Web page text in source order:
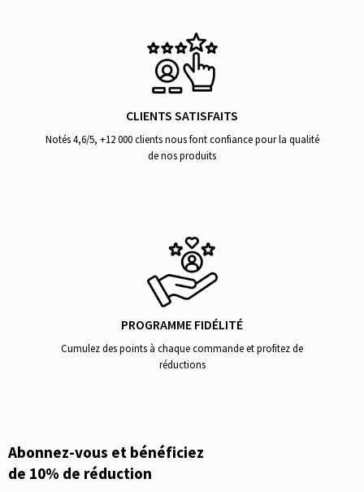
CLIENTS SATISFAITS
Notés 4,6/5, +12 000 clients nous font confiance pour la qualité
de nos produits
PROGRAMME FIDÉLITÉ
Cumulez des points à chaque commande et profitez de
réductions
Abonnez-vous et bénéficiez
de 10% de réduction